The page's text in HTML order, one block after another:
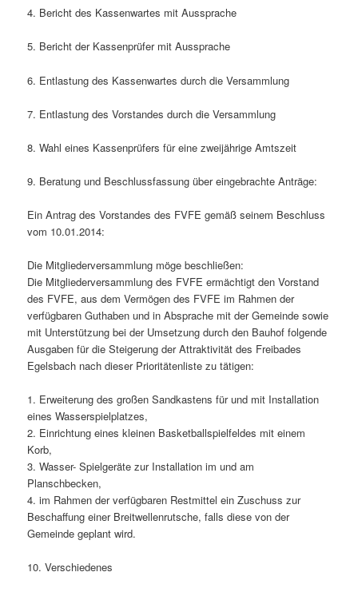
4. Bericht des Kassenwartes mit Aussprache
5. Bericht der Kassenprüfer mit Aussprache
6. Entlastung des Kassenwartes durch die Versammlung
7. Entlastung des Vorstandes durch die Versammlung
8. Wahl eines Kassenprüfers für eine zweijährige Amtszeit
9. Beratung und Beschlussfassung über eingebrachte Anträge:
Ein Antrag des Vorstandes des FVFE gemäß seinem Beschluss
vom 10.01.2014:
Die Mitgliederversammlung möge beschließen:
Die Mitgliederversammlung des FVFE ermächtigt den Vorstand
des FVFE, aus dem Vermögen des FVFE im Rahmen der
verfügbaren Guthaben und in Absprache mit der Gemeinde sowie
mit Unterstützung bei der Umsetzung durch den Bauhof folgende
Ausgaben für die Steigerung der Attraktivität des Freibades
Egelsbach nach dieser Prioritätenliste zu tätigen:
1. Erweiterung des großen Sandkastens für und mit Installation
eines Wasserspielplatzes,
2. Einrichtung eines kleinen Basketballspielfeldes mit einem
Korb,
3. Wasser- Spielgeräte zur Installation im und am
Planschbecken,
4. im Rahmen der verfügbaren Restmittel ein Zuschuss zur
Beschaffung einer Breitwellenrutsche, falls diese von der
Gemeinde geplant wird.
10. Verschiedenes